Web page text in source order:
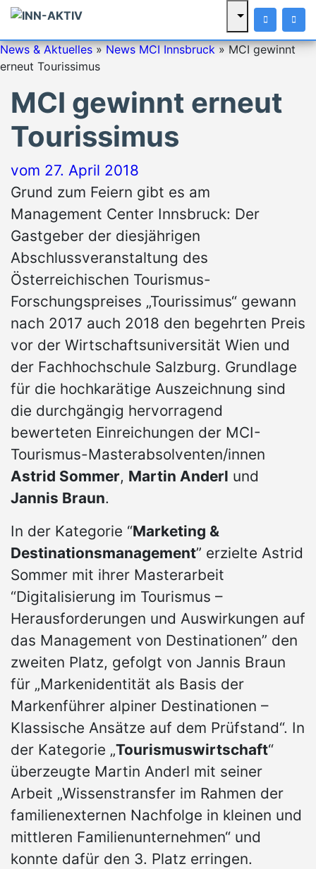
News & Aktuelles»News MCI Innsbruck»MCI gewinnt
erneut Tourissimus
MCI gewinnt erneut
Tourissimus
vom 27. April 2018
Grund zum Feiern gibt es am
Management Center Innsbruck: Der
Gastgeber der diesjährigen
Abschlussveranstaltung des
Österreichischen Tourismus-
Forschungspreises „Tourissimus“ gewann
nach 2017 auch 2018 den begehrten Preis
vor der Wirtschaftsuniversität Wien und
der Fachhochschule Salzburg. Grundlage
für die hochkarätige Auszeichnung sind
die durchgängig hervorragend
bewerteten Einreichungen der MCI-
Tourismus-Masterabsolventen/innen
Astrid Sommer, Martin Anderl und
Jannis Braun.
In der Kategorie “Marketing &
Destinationsmanagement” erzielte Astrid
Sommer mit ihrer Masterarbeit
“Digitalisierung im Tourismus –
Herausforderungen und Auswirkungen auf
das Management von Destinationen” den
zweiten Platz, gefolgt von Jannis Braun
für „Markenidentität als Basis der
Markenführer alpiner Destinationen –
Klassische Ansätze auf dem Prüfstand“. In
der Kategorie „Tourismuswirtschaft“
überzeugte Martin Anderl mit seiner
Arbeit „Wissenstransfer im Rahmen der
familienexternen Nachfolge in kleinen und
mittleren Familienunternehmen“ und
konnte dafür den 3. Platz erringen.